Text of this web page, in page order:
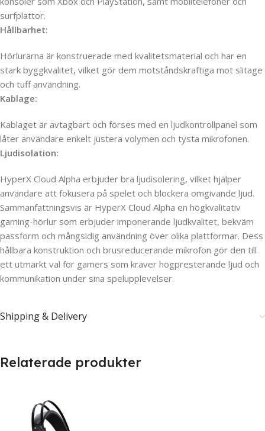
surfplattor.
Hållbarhet:
Hörlurarna är konstruerade med kvalitetsmaterial och har en
stark byggkvalitet, vilket gör dem motståndskraftiga mot slitage
och tuff användning.
Kablage:
Kablaget är avtagbart och förses med en ljudkontrollpanel som
låter användare enkelt justera volymen och tysta mikrofonen.
Ljudisolation:
HyperX Cloud Alpha erbjuder bra ljudisolering, vilket hjälper
användare att fokusera på spelet och blockera omgivande ljud.
Sammanfattningsvis är HyperX Cloud Alpha en högkvalitativ
gaming-hörlur som erbjuder imponerande ljudkvalitet, bekväm
passform och mångsidig användning över olika plattformar. Dess
hållbara konstruktion och brusreducerande mikrofon gör den till
ett utmärkt val för gamers som kräver högpresterande ljud och
kommunikation under sina spelupplevelser.
Shipping & Delivery
Relaterade produkter